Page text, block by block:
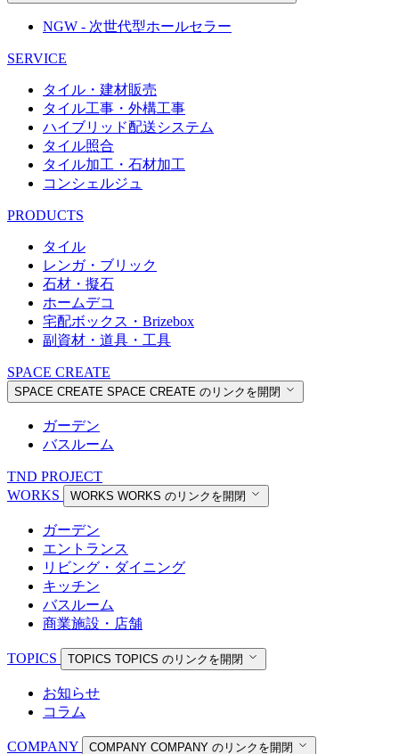
NGW - 次世代型ホールセラー
SERVICE
タイル・建材販売
タイル工事・外構工事
ハイブリッド配送システム
タイル照合
タイル加工・石材加工
コンシェルジュ
PRODUCTS
タイル
レンガ・ブリック
石材・擬石
ホームデコ
宅配ボックス・Brizebox
副資材・道具・工具
SPACE CREATE
SPACE CREATE SPACE CREATE のリンクを開閉
ガーデン
バスルーム
TND PROJECT
WORKS
WORKS WORKS のリンクを開閉
ガーデン
エントランス
リビング・ダイニング
キッチン
バスルーム
商業施設・店舗
TOPICS TOPICS TOPICS のリンクを開閉
お知らせ
コラム
COMPANY COMPANY COMPANY のリンクを開閉